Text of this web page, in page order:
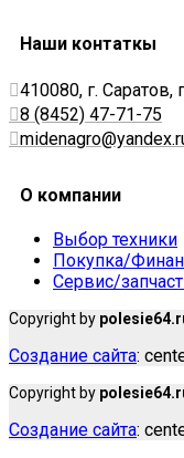
Наши контаткы
410080, г. Саратов,
8 (8452) 47-71-75
О компании
Выбор техники
Покупка/
Сервис/
Copyright by
Создание сайта:
Copyright by
Создание сайта: